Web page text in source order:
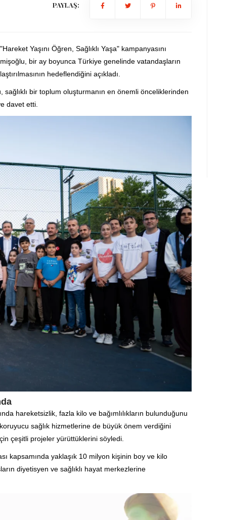
PAYLAŞ:
Yaşını Öğren, Sağlıklı Yaşa" kampanyasını
bir ay boyunca Türkiye genelinde vatandaşların
hedeflendiğini açıkladı.
bir toplum oluşturmanın en önemli önceliklerinden
davet etti.
hareketsizlik, fazla kilo ve bağımlılıkların bulunduğunu
sağlık hizmetlerine de büyük önem verdiğini
çeşitli projeler yürüttüklerini söyledi.
kapsamında yaklaşık 10 milyon kişinin boy ve kilo
diyetisyen ve sağlıklı hayat merkezlerine